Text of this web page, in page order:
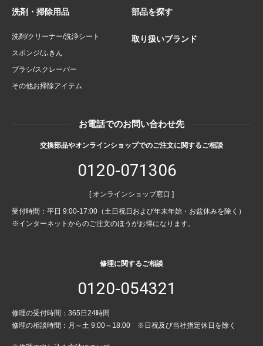
洗剤・掃除用品
洗剤/クリーナー/洗浄シート
スポンジ/ふきん
ブラシ/スクレーパー
その他お掃除アイテム
部品を探す
取り扱いブランド
お電話でのお問い合わせ先
交換部品やオンラインショップでのご注文に関するご相談
0120-071306
[ オンラインショップ窓口 ]
受付時間：平日 9:00-17:00（土日祝日および年末年始・お盆休みを除く）
※インターネットからのご注文のほうがお得になります。
修理に関するご相談
0120-054321
修理の受付時間：365日24時間
修理の相談時間：月～土 9:00～18:00 ※日祝及び当社指定休日を除く